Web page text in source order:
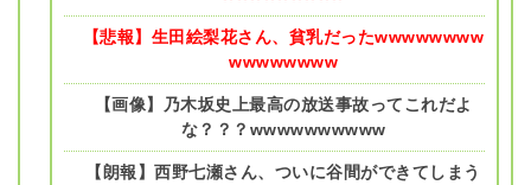
【悲報】生田絵梨花さん、貧乳だったwwwwwwww
wwwwwwww
【画像】乃木坂史上最高の放送事故ってこれだよ
な？？？wwwwwwwwww
【朗報】西野七瀬さん、ついに谷間ができてしまう